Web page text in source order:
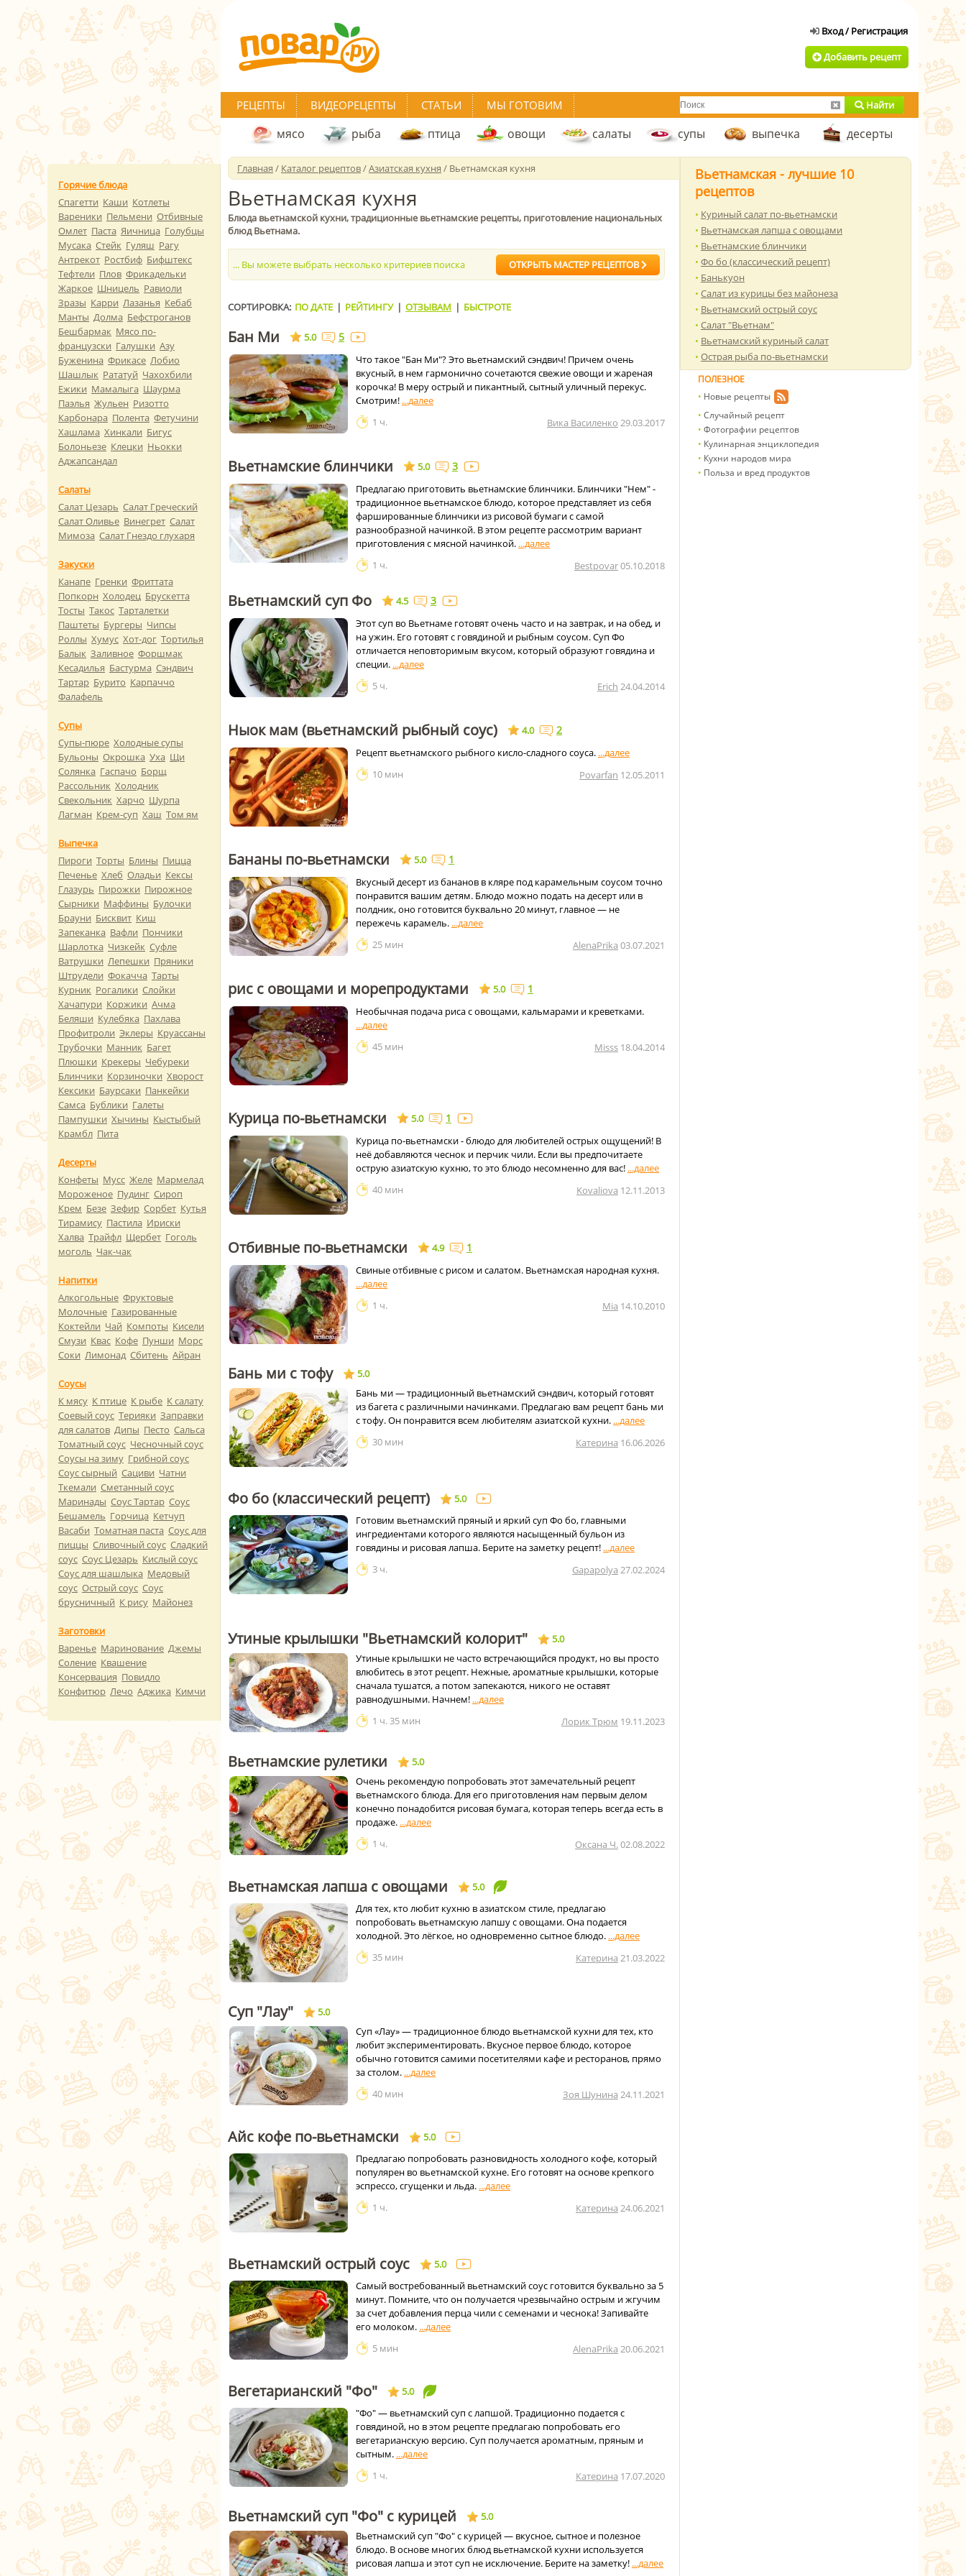
Добавить рецепт
РЕЦЕПТЫ ВИДЕОРЕЦЕПТЫ СТАТЬИ МЫ ГОТОВИМ Найти
мясо рыба птица овощи салаты супы выпечка десерты
Главная / Каталог рецептов/Азиатская кухня / Вьетнамская кухня
Вьетнамская кухня
Блюда вьетнамской кухни, традиционные вьетнамские рецепты, приготовление национальных
блюд Вьетнама.
... Вы можете выбрать несколько критериев поиска ОТКРЫТЬ МАСТЕР РЕЦЕПТОВ
СОРТИРОВКА: ПО ДАТЕ | РЕЙТИНГУ | ОТЗЫВАМ | БЫСТРОТЕ
Бан Ми 5.0 5
Что такое "Бан Ми"? Это вьетнамский сэндвич! Причем очень
вкусный, в нем гармонично сочетаются свежие овощи и жареная
корочка! В меру острый и пикантный, сытный уличный перекус.
Смотрим!
1 ч.
Вика Василенко 29.03.2017
Вьетнамские блинчики 5.0 3
Предлагаю приготовить вьетнамские блинчики. Блинчики "Нем" -
традиционное вьетнамское блюдо, которое представляет из себя
фаршированные блинчики из рисовой бумаги с самой
разнообразной начинкой. В этом рецепте рассмотрим вариант
приготовления с мясной начинкой.
1 ч.
Bestpovar05.10.2018
Вьетнамский суп Фо 4.5 3
Этот суп во Вьетнаме готовят очень часто и на завтрак, и на обед, и
на ужин. Его готовят с говядиной и рыбным соусом. Суп Фо
отличается неповторимым вкусом, который образуют говядина и
специи.
5 ч.
Erich 24.04.2014
Ныок мам (вьетнамский рыбный соус) 4.0 2
Рецепт вьетнамского рыбного кисло-сладного соуса.
10 мин
Povarfan 12.05.2011
Бананы по-вьетнамски 5.0 1
Вкусный десерт из бананов в кляре под карамельным соусом точно
понравится вашим детям. Блюдо можно подать на десерт или в
полдник, оно готовится буквально 20 минут, главное — не
пережечь карамель.
25 мин
AlenaPrika 03.07.2021
рис с овощами и морепродуктами 5.0 1
Необычная подача риса с овощами, кальмарами и креветками.
45 мин Misss 18.04.2014
Курица по-вьетнамски 5.0 1
Курица по-вьетнамски - блюдо для любителей острых ощущений! В
неё добавляются чеснок и перчик чили. Если вы предпочитаете
острую азиатскую кухню, то это блюдо несомненно для вас!
40 мин
Kovaliova 12.11.2013
Отбивные по-вьетнамски 4.9 1
Свиные отбивные с рисом и салатом. Вьетнамская народная кухня.
1 ч. Mia 14.10.2010
Бань ми с тофу
5.0
Бань ми — традиционный вьетнамский сэндвич, который готовят
из багета с различными начинками. Предлагаю вам рецепт бань ми
с тофу. Он понравится всем любителям азиатской кухни.
30 мин
Катерина 16.06.2026
Фо бо (классический рецепт)
5.0
Готовим вьетнамский пряный и яркий суп Фо бо, главными
ингредиентами которого являются насыщенный бульон из
говядины и рисовая лапша. Берите на заметку рецепт!
3 ч.
Gapapolya 27.02.2024
Утиные крылышки "Вьетнамский колорит"
5.0
Утиные крылышки не часто встречающийся продукт, но вы просто
влюбитесь в этот рецепт. Нежные, ароматные крылышки, которые
сначала тушатся, а потом запекаются, никого не оставят
равнодушными. Начнем!
1 ч. 35 мин
Лорик Трюм 19.11.2023
Вьетнамские рулетики
5.0
Очень рекомендую попробовать этот замечательный рецепт
вьетнамского блюда. Для его приготовления нам первым делом
конечно понадобится рисовая бумага, которая теперь всегда есть в
продаже.
1 ч.
Оксана Ч.02.08.2022
Вьетнамская лапша с овощами
5.0
Для тех, кто любит кухню в азиатском стиле, предлагаю
попробовать вьетнамскую лапшу с овощами. Она подается
холодной. Это лёгкое, но одновременно сытное блюдо.
35 мин
Катерина 21.03.2022
Суп "Лау"
5.0
Суп «Лау» — традиционное блюдо вьетнамской кухни для тех, кто
любит экспериментировать. Вкусное первое блюдо, которое
обычно готовится самими посетителями кафе и ресторанов, прямо
за столом.
40 мин
Зоя Шунина 24.11.2021
Айс кофе по-вьетнамски
5.0
Предлагаю попробовать разновидность холодного кофе, который
популярен во вьетнамской кухне. Его готовят на основе крепкого
эспрессо, сгущенки и льда.
1 ч.
Катерина 24.06.2021
Вьетнамский острый соус
5.0
Самый востребованный вьетнамский соус готовится буквально за 5
минут. Помните, что он получается чрезвычайно острым и жгучим
за счет добавления перца чили с семенами и чеснока! Запивайте
его молоком.
5 мин
AlenaPrika 20.06.2021
Вегетарианский "Фо"
5.0
"Фо" — вьетнамский суп с лапшой. Традиционно подается с
говядиной, но в этом рецепте предлагаю попробовать его
вегетарианскую версию. Суп получается ароматным, пряным и
сытным.
1 ч.
Катерина 17.07.2020
Вьетнамский суп "Фо" с курицей
5.0
Вьетнамский суп "Фо" с курицей — вкусное, сытное и полезное
блюдо. В основе многих блюд вьетнамской кухни используется
рисовая лапша и этот суп не исключение. Берите на заметку!
Вьетнамская - лучшие 10
рецептов
Куриный салат по-вьетнамски
Вьетнамская лапша с овощами
Вьетнамские блинчики
Фо бо (классический рецепт)
Банькуон
Салат из курицы без майонеза
Вьетнамский острый соус
Салат "Вьетнам"
Вьетнамский куриный салат
Острая рыба по-вьетнамски
ПОЛЕЗНОЕ
Новые рецепты
Случайный рецепт
Фотографии рецептов
Кулинарная энциклопедия
Кухни народов мира
Польза и вред продуктов
Горячие блюда
Спагетти Каши Котлеты
Вареники Пельмени Отбивные
Омлет Паста Яичница Голубцы
Мусака Стейк Гуляш Рагу
Антрекот Ростбиф Бифштекс
Тефтели Плов Фрикадельки
Жаркое Шницель Равиоли
Зразы Карри Лазанья Кебаб
Манты Долма Бефстроганов
Бешбармак Мясо по-
французски Галушки Азу
Буженина Фрикасе Лобио
Шашлык Рататуй Чахохбили
Ежики Мамалыга Шаурма
Паэлья Жульен Ризотто
Карбонара Полента Фетучини
Хашлама Хинкали Бигус
Болоньезе Клецки Ньокки
Аджапсандал
Салаты
Салат Цезарь Салат Греческий
Салат Оливье Винегрет Салат
Мимоза Салат Гнездо глухаря
Закуски
Канапе Гренки Фриттата
Попкорн Холодец Брускетта
Тосты Такос Тарталетки
Паштеты Бургеры Чипсы
Роллы Хумус Хот-дог Тортилья
Балык Заливное Форшмак
Кесадилья Бастурма Сэндвич
Тартар Бурито Карпаччо
Фалафель
Супы
Супы-пюре Холодные супы
Бульоны Окрошка Уха Щи
Солянка Гаспачо Борщ
Рассольник Холодник
Свекольник Харчо Шурпа
Лагман Крем-суп Хаш Том ям
Выпечка
Пироги Торты Блины Пицца
Печенье Хлеб Оладьи Кексы
Глазурь Пирожки Пирожное
Сырники Маффины Булочки
Брауни Бисквит Киш
Запеканка Вафли Пончики
Шарлотка Чизкейк Суфле
Ватрушки Лепешки Пряники
Штрудели Фокачча Тарты
Курник Рогалики Слойки
Хачапури Коржики Ачма
Беляши Кулебяка Пахлава
Профитроли Эклеры Круассаны
Трубочки Манник Багет
Плюшки Крекеры Чебуреки
Блинчики Корзиночки Хворост
Кексики Баурсаки Панкейки
Самса Бублики Галеты
Пампушки Хычины Кыстыбый
Крамбл Пита
Десерты
Конфеты Мусс Желе Мармелад
Мороженое Пудинг Сироп
Крем Безе Зефир Сорбет Кутья
Тирамису Пастила Ириски
Халва Трайфл Щербет Гоголь
моголь Чак-чак
Напитки
Алкогольные Фруктовые
Молочные Газированные
Коктейли Чай Компоты Кисели
Смузи Квас Кофе Пунши Морс
Соки Лимонад Сбитень Айран
Соусы
К мясу К птице К рыбе К салату
Соевый соус Терияки Заправки
для салатов Дипы Песто Сальса
Томатный соус Чесночный соус
Соусы на зиму Грибной соус
Соус сырный Сациви Чатни
Ткемали Сметанный соус
Маринады Соус Тартар Соус
Бешамель Горчица Кетчуп
Васаби Томатная паста Соус для
пиццы Сливочный соус Сладкий
соус Соус Цезарь Кислый соус
Соус для шашлыка Медовый
соус Острый соус Соус
брусничный К рису Майонез
Заготовки
Варенье Маринование Джемы
Соление Квашение
Консервация Повидло
Конфитюр Лечо Аджика Кимчи